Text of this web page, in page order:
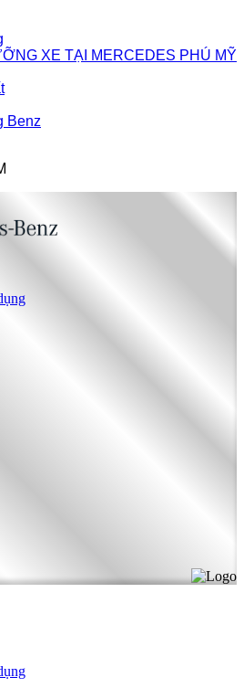
XE TẠI MERCEDES PHÚ MỸ
Benz